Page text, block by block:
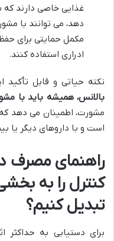
غذایی خاصی دارند
دهد، می توانند با
مکمل حمایتی برای
ادراری استفاده کنند.
نکته حیاتی و قابل
بالانس، همیشه باید با
مشورت، اطمینان می دهد
است و با داروهای دیگر یا
راهنمای مصرف
کنترل را به
تبدیل کنیم؟
برای دستیابی به